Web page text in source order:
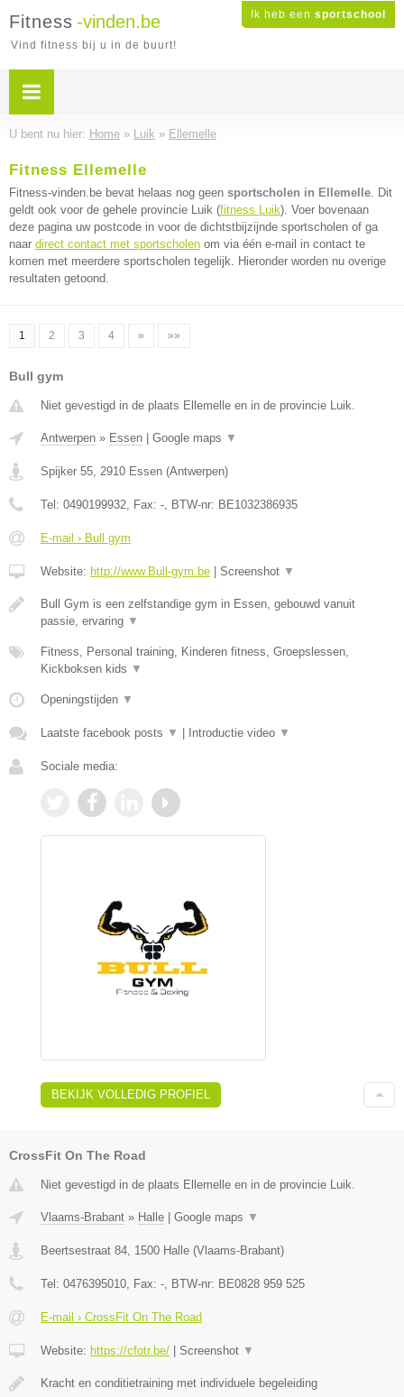
Ik heb een sportschool
Fitness -vinden.be
Vind fitness bij u in de buurt!
U bent nu hier: Home » Luik » Ellemelle
Fitness Ellemelle
Fitness-vinden.be bevat helaas nog geen sportscholen in Ellemelle. Dit
geldt ook voor de gehele provincie Luik (fitness Luik). Voer bovenaan
deze pagina uw postcode in voor de dichtstbijzijnde sportscholen of ga
naar direct contact met sportscholen om via één e-mail in contact te
komen met meerdere sportscholen tegelijk. Hieronder worden nu overige
resultaten getoond.
1 2 3 4 » »»
Bull gym
Niet gevestigd in de plaats Ellemelle en in de provincie Luik.
Antwerpen » Essen Google maps ▼
Spijker 55, 2910 Essen (Antwerpen)
Tel: 0490199932, Fax: -, BTW-nr: BE1032386935
E-mail › Bull gym
Website: http://www.Bull-gym.be Screenshot ▼
Bull Gym is een zelfstandige gym in Essen, gebouwd vanuit
passie, ervaring ▼
Fitness, Personal training, Kinderen fitness, Groepslessen,
Kickboksen kids ▼
Openingstijden ▼
Laatste facebook posts ▼ Introductie video ▼
Sociale media:
BEKIJK VOLLEDIG PROFIEL
CrossFit On The Road
Niet gevestigd in de plaats Ellemelle en in de provincie Luik.
Vlaams-Brabant » Halle Google maps ▼
Beertsestraat 84, 1500 Halle (Vlaams-Brabant)
Tel: 0476395010, Fax: -, BTW-nr: BE0828 959 525
E-mail › CrossFit On The Road
Website: https://cfotr.be/ Screenshot ▼
Kracht en conditietraining met individuele begeleiding